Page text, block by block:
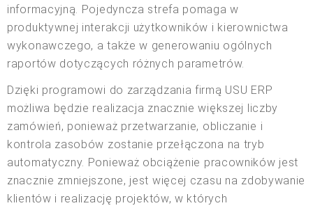
informacyjną. Pojedyncza strefa pomaga w
produktywnej interakcji użytkowników i kierownictwa
wykonawczego, a także w generowaniu ogólnych
raportów dotyczących różnych parametrów.
Dzięki programowi do zarządzania firmą USU ERP
możliwa będzie realizacja znacznie większej liczby
zamówień, ponieważ przetwarzanie, obliczanie i
kontrola zasobów zostanie przełączona na tryb
automatyczny. Ponieważ obciążenie pracowników jest
znacznie zmniejszone, jest więcej czasu na zdobywanie
klientów i realizację projektów, w których